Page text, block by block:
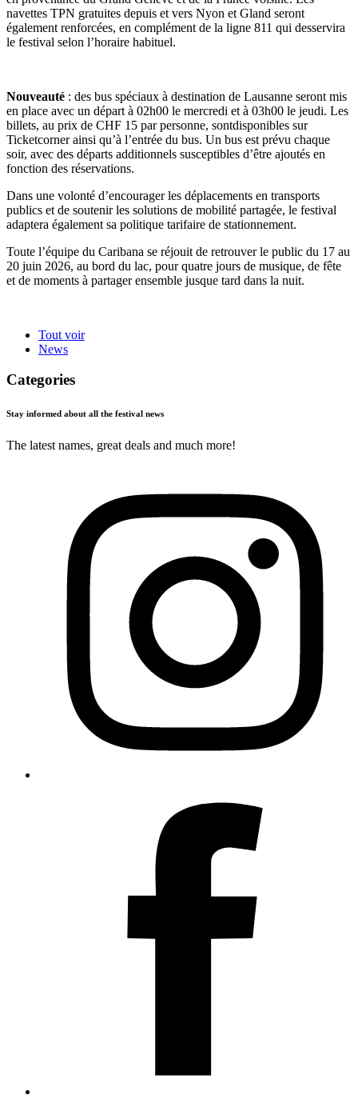
navettes TPN gratuites depuis et vers Nyon et Gland seront
également renforcées, en complément de la ligne 811 qui desservira
le festival selon l’horaire habituel.
Nouveauté : des bus spéciaux à destination de Lausanne seront mis
en place avec un départ à 02h00 le mercredi et à 03h00 le jeudi. Les
billets, au prix de CHF 15 par personne, sontdisponibles sur
Ticketcornerainsi qu’à l’entrée du bus. Un bus est prévu chaque
soir, avec des départs additionnels susceptibles d’être ajoutés en
fonction des réservations.
Dans une volonté d’encourager les déplacements en transports
publics et de soutenir les solutions de mobilité partagée, le festival
adaptera également sa politique tarifaire de stationnement.
Toute l’équipe du Caribana se réjouit de retrouver le public du 17 au
20 juin 2026, au bord du lac, pour quatre jours de musique, de fête
et de moments à partager ensemble jusque tard dans la nuit.
Tout voir
News
Categories
Stay informed about all the festival news
The latest names, great deals and much more!